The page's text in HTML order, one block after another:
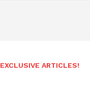
ARTICLES!